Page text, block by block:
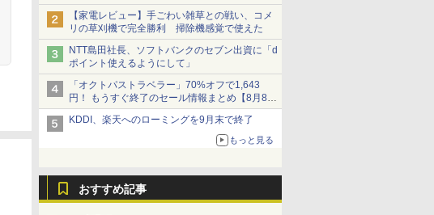
ショーツは1990円に
【家電レビュー】手ごわい雑草との戦い、コメ
リの草刈機で完全勝利 掃除機感覚で使えた
NTT島田社長、ソフトバンクのセブン出資に「d
ポイント使えるようにして」
「オクトパストラベラー」70%オフで1,643
円！ もうすぐ終了のセール情報まとめ【8月8日
更新】
ニンテンドーeショップでは「大神 絶景版」が
KDDI、楽天へのローミングを9月末で終了
もっと見る
おすすめ記事